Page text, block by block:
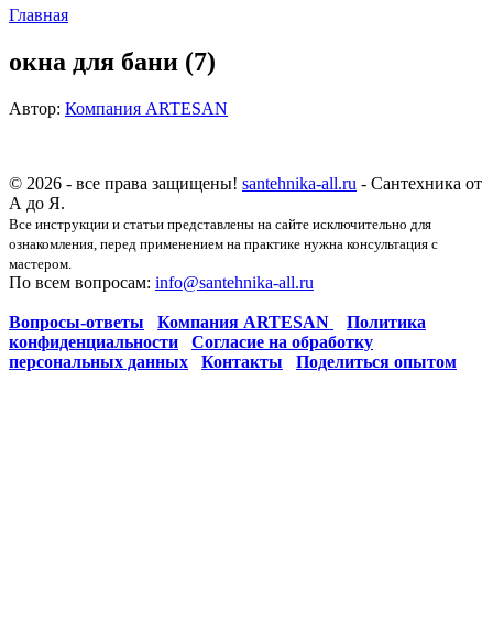
Главная
окна для бани (7)
Автор: Компания ARTESAN
© 2026 - все права защищены! santehnika-all.ru - Сантехника от
А до Я.
Все инструкции и статьи представлены на сайте исключительно для
ознакомления, перед применением на практике нужна консультация с
мастером.
По всем вопросам: info@santehnika-all.ru
Вопросы-ответы Компания ARTESAN
Политика
конфиденциальности
Согласие на обработку
персональных данных
Контакты Поделиться опытом